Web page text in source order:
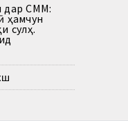
дар СММ:
ҳамчун
сулҳ.